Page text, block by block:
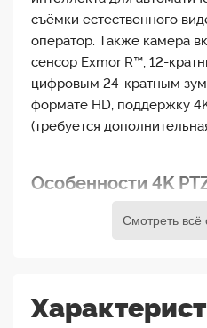
съёмки естественного
оператор. Также камера
сенсор Exmor R™, 12-
цифровым 24-кратным
формате HD, поддержку
(требуется
Особенности 4K
человека независимо от
Смотреть всё